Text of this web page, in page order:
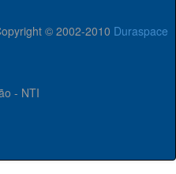
© 2002-2010 Duraspace
- NTI